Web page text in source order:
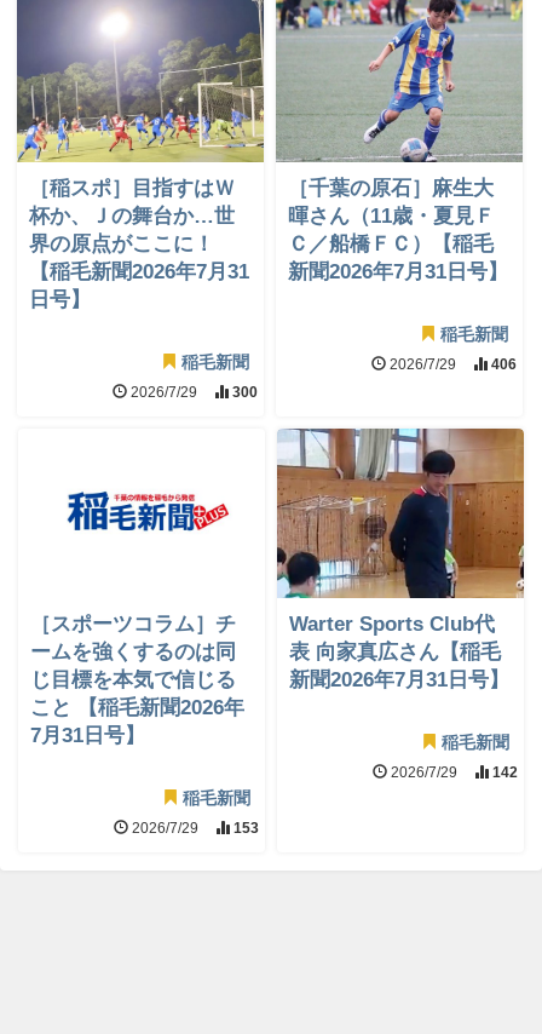
［稲スポ］目指すはＷ
杯か、Ｊの舞台か…世
界の原点がここに！
【稲毛新聞2026年7月31
日号】
稲毛新聞
2026/7/29 300
［千葉の原石］麻生大
暉さん（11歳・夏見Ｆ
Ｃ／船橋ＦＣ）【稲毛
新聞2026年7月31日号】
稲毛新聞
2026/7/29 406
［スポーツコラム］チ
ームを強くするのは同
じ目標を本気で信じる
こと 【稲毛新聞2026年
7月31日号】
稲毛新聞
2026/7/29 153
Warter Sports Club代
表 向家真広さん【稲毛
新聞2026年7月31日号】
稲毛新聞
2026/7/29 142